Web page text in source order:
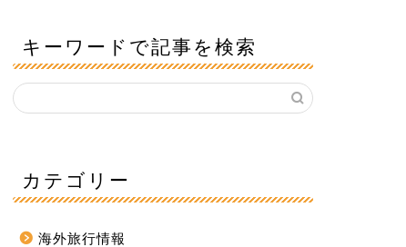
キーワードで記事を検索
カテゴリー
海外旅行情報